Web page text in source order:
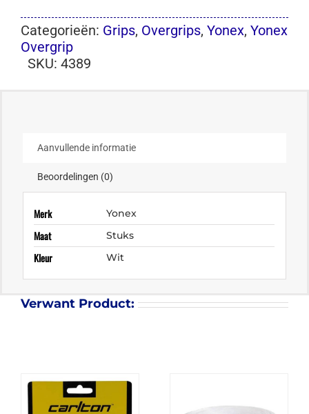
Categorieën: Grips, Overgrips, Yonex, Yonex
Overgrip
SKU: 4389
Aanvullende informatie
Beoordelingen (0)
Merk Yonex
Maat Stuks
Kleur Wit
Verwant Product: